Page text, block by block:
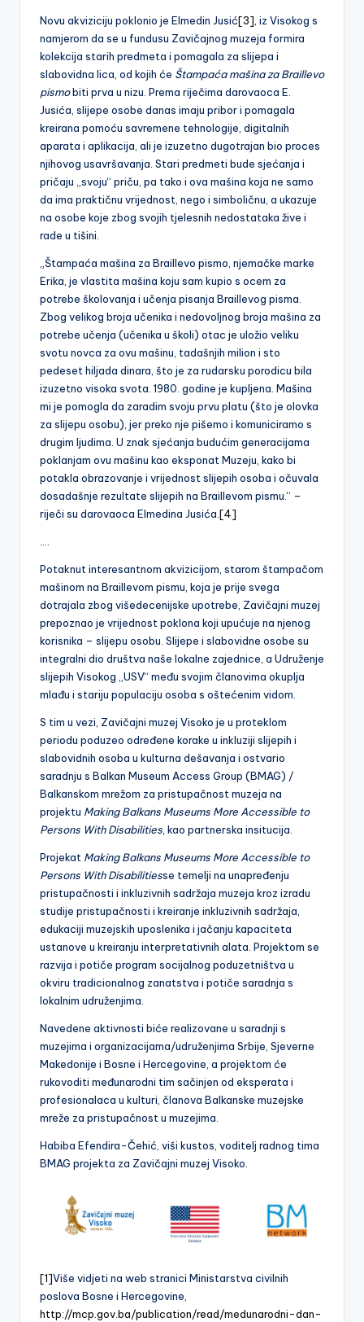
Novu akviziciju poklonio je Elmedin Jusić[3], iz Visokog s
namjerom da se u fundusu Zavičajnog muzeja formira
kolekcija starih predmeta i pomagala za slijepa i
slabovidna lica, od kojih će Štampaća mašina za Braillevo
pismobiti prva u nizu. Prema riječima darovaoca E.
Jusića, slijepe osobe danas imaju pribor i pomagala
kreirana pomoću savremene tehnologije, digitalnih
aparata i aplikacija, ali je izuzetno dugotrajan bio proces
njihovog usavršavanja. Stari predmeti bude sjećanja i
pričaju „svoju“ priču, pa tako i ova mašina koja ne samo
da ima praktičnu vrijednost, nego i simboličnu, a ukazuje
na osobe koje zbog svojih tjelesnih nedostataka žive i
rade u tišini.
„Štampaća mašina za Braillevo pismo, njemačke marke
Erika, je vlastita mašina koju sam kupio s ocem za
potrebe školovanja i učenja pisanja Braillevog pisma.
Zbog velikog broja učenika i nedovoljnog broja mašina za
potrebe učenja (učenika u školi) otac je uložio veliku
svotu novca za ovu mašinu, tadašnjih milion i sto
pedeset hiljada dinara, što je za rudarsku porodicu bila
izuzetno visoka svota. 1980. godine je kupljena. Mašina
mi je pomogla da zaradim svoju prvu platu (što je olovka
za slijepu osobu), jer preko nje pišemo i komuniciramo s
drugim ljudima. U znak sjećanja budućim generacijama
poklanjam ovu mašinu kao eksponat Muzeju, kako bi
potakla obrazovanje i vrijednost slijepih osoba i očuvala
dosadašnje rezultate slijepih na Braillevom pismu.“ –
riječi su darovaoca Elmedina Jusića.[4]
….
Potaknut interesantnom akvizicijom, starom štampačom
mašinom na Braillevom pismu, koja je prije svega
dotrajala zbog višedecenijske upotrebe, Zavičajni muzej
prepoznao je vrijednost poklona koji upućuje na njenog
korisnika – slijepu osobu. Slijepe i slabovidne osobe su
integralni dio društva naše lokalne zajednice, a Udruženje
slijepih Visokog „USV“ među svojim članovima okuplja
mlađu i stariju populaciju osoba s oštećenim vidom.
S tim u vezi, Zavičajni muzej Visoko je u proteklom
periodu poduzeo određene korake u inkluziji slijepih i
slabovidnih osoba u kulturna dešavanja i ostvario
saradnju s Balkan Museum Access Group (BMAG) /
Balkanskom mrežom za pristupačnost muzeja na
projektu Making Balkans Museums More Accessible to
Persons With Disabilities, kao partnerska insitucija.
Projekat Making Balkans Museums More Accessible to
Persons With Disabilitiesse temelji na unapređenju
pristupačnosti i inkluzivnih sadržaja muzeja kroz izradu
studije pristupačnosti i kreiranje inkluzivnih sadržaja,
edukaciji muzejskih uposlenika i jačanju kapaciteta
ustanove u kreiranju interpretativnih alata. Projektom se
razvija i potiče program socijalnog poduzetništva u
okviru tradicionalnog zanatstva i potiče saradnja s
lokalnim udruženjima.
Navedene aktivnosti biće realizovane u saradnji s
muzejima i organizacijama/udruženjima Srbije, Sjeverne
Makedonije i Bosne i Hercegovine, a projektom će
rukovoditi međunarodni tim sačinjen od eksperata i
profesionalaca u kulturi, članova Balkanske muzejske
mreže za pristupačnost u muzejima.
Habiba Efendira-Čehić, viši kustos, voditelj radnog tima
BMAG projekta za Zavičajni muzej Visoko.
[1]Više vidjeti na web stranici Ministarstva civilnih
poslova Bosne i Hercegovine,
http://mcp.gov.ba/publication/read/medunarodni-dan-